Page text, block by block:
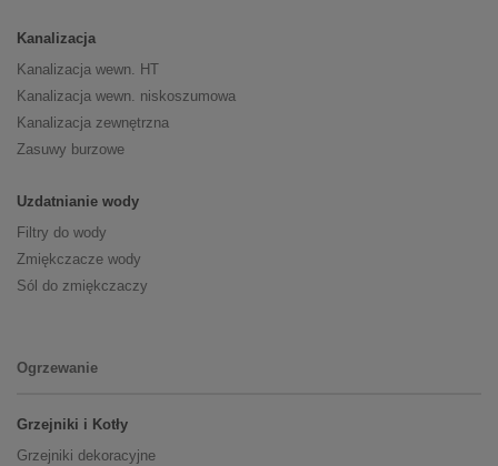
Kanalizacja
Kanalizacja wewn. HT
Kanalizacja wewn. niskoszumowa
Kanalizacja zewnętrzna
Zasuwy burzowe
Uzdatnianie wody
Filtry do wody
Zmiękczacze wody
Sól do zmiękczaczy
Ogrzewanie
Grzejniki i Kotły
Grzejniki dekoracyjne